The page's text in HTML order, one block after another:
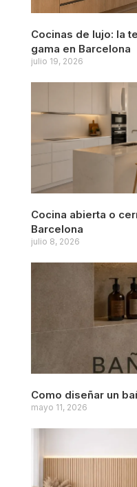
Cocinas de lujo: la
gama en Barcelona
julio 19, 2026
Cocina abierta o
Barcelona
julio 8, 2026
Como diseñar un
mayo 11, 2026